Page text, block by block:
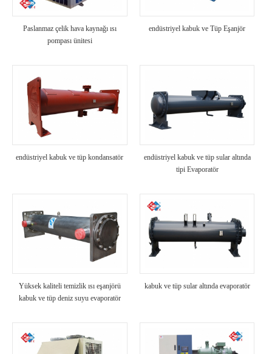
Paslanmaz çelik hava kaynağı ısı
pompası ünitesi
endüstriyel kabuk ve Tüp Eşanjör
endüstriyel kabuk ve tüp kondansatör
endüstriyel kabuk ve tüp sular altında
tipi Evaporatör
Yüksek kaliteli temizlik ısı eşanjörü
kabuk ve tüp deniz suyu evaporatör
kabuk ve tüp sular altında evaporatör